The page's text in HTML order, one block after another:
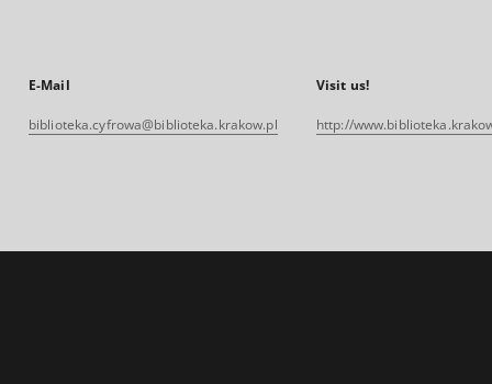
E-Mail
biblioteka.cyfrowa@biblioteka.krakow.pl
Visit us!
http://